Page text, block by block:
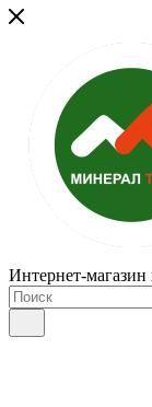
Интернет-магазин